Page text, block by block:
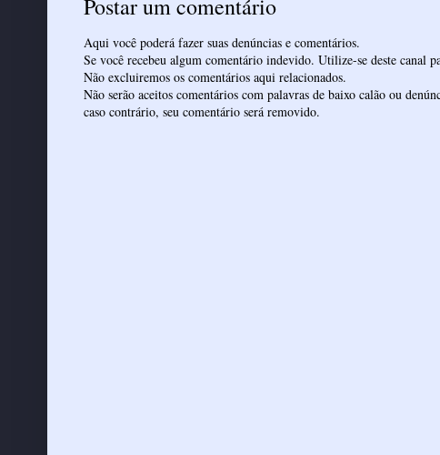
Postar um comentário
Aqui você poderá fazer suas denúncias e comentários.
Se você recebeu algum comentário indevido. Utilize-se deste canal
Não excluiremos os comentários aqui relacionados.
Não serão aceitos comentários com palavras de baixo calão ou
caso contrário, seu comentário será removido.